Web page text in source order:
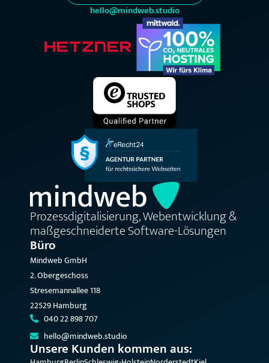
hello@mindweb.studio
Prozessdigitalisierung, Webentwicklung &
maßgeschneiderte Software-Lösungen
Büro
Mindweb GmbH
2. Obergeschoss
Stresemannallee 118
22529 Hamburg
040 22 898 707
hello@mindweb.studio
Unsere Kunden kommen aus: